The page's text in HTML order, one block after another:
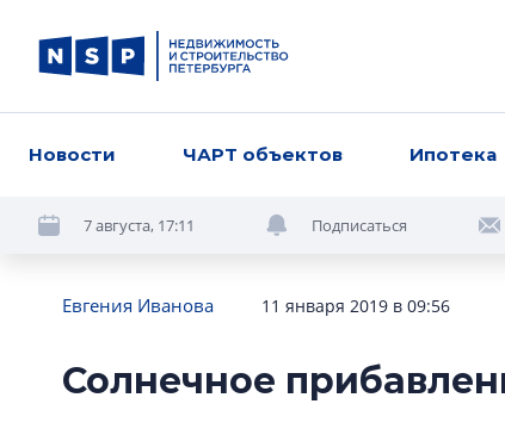
Новости ЧАРТ объектов Ипотека
7 августа, 17:11 Подписаться
Евгения Иванова 11 января 2019 в 09:56
Солнечное